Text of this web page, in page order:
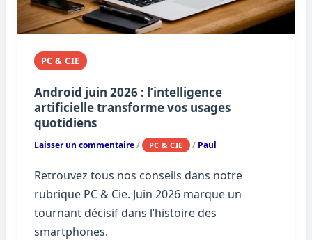
PC & CIE
Android juin 2026 : l’intelligence
artificielle transforme vos usages
quotidiens
Laisser un commentaire/ PC & CIE / Paul
Retrouvez tous nos conseils dans notre
rubrique PC & Cie. Juin 2026 marque un
tournant décisif dans l’histoire des
smartphones.